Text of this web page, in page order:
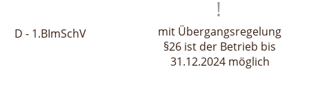
D - 1.BImSchV
mit Übergangsregelung
§26 ist der Betrieb bis
31.12.2024 möglich